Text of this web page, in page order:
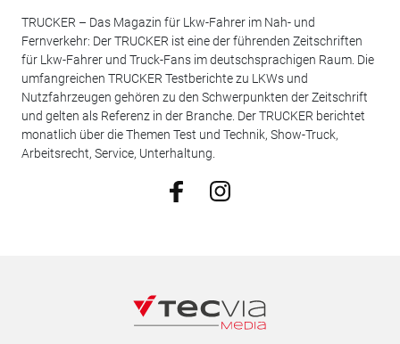
TRUCKER – Das Magazin für Lkw-Fahrer im Nah- und
Fernverkehr: Der TRUCKER ist eine der führenden Zeitschriften
für Lkw-Fahrer und Truck-Fans im deutschsprachigen Raum. Die
umfangreichen TRUCKER Testberichte zu LKWs und
Nutzfahrzeugen gehören zu den Schwerpunkten der Zeitschrift
und gelten als Referenz in der Branche. Der TRUCKER berichtet
monatlich über die Themen Test und Technik, Show-Truck,
Arbeitsrecht, Service, Unterhaltung.